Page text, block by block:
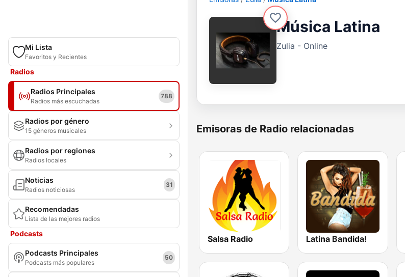
Mi Lista
Favoritos y Recientes
Radios
Radios Principales
Radios más escuchadas
788
Radios por género
15 géneros musicales
Radios por regiones
Radios locales
Noticias
Radios noticiosas
31
Recomendadas
Lista de las mejores radios
Podcasts
Podcasts Principales
Podcasts más populares
50
Música Latina
Zulia - Online
Emisoras de Radio relacionadas
Salsa Radio Latina Bandida!